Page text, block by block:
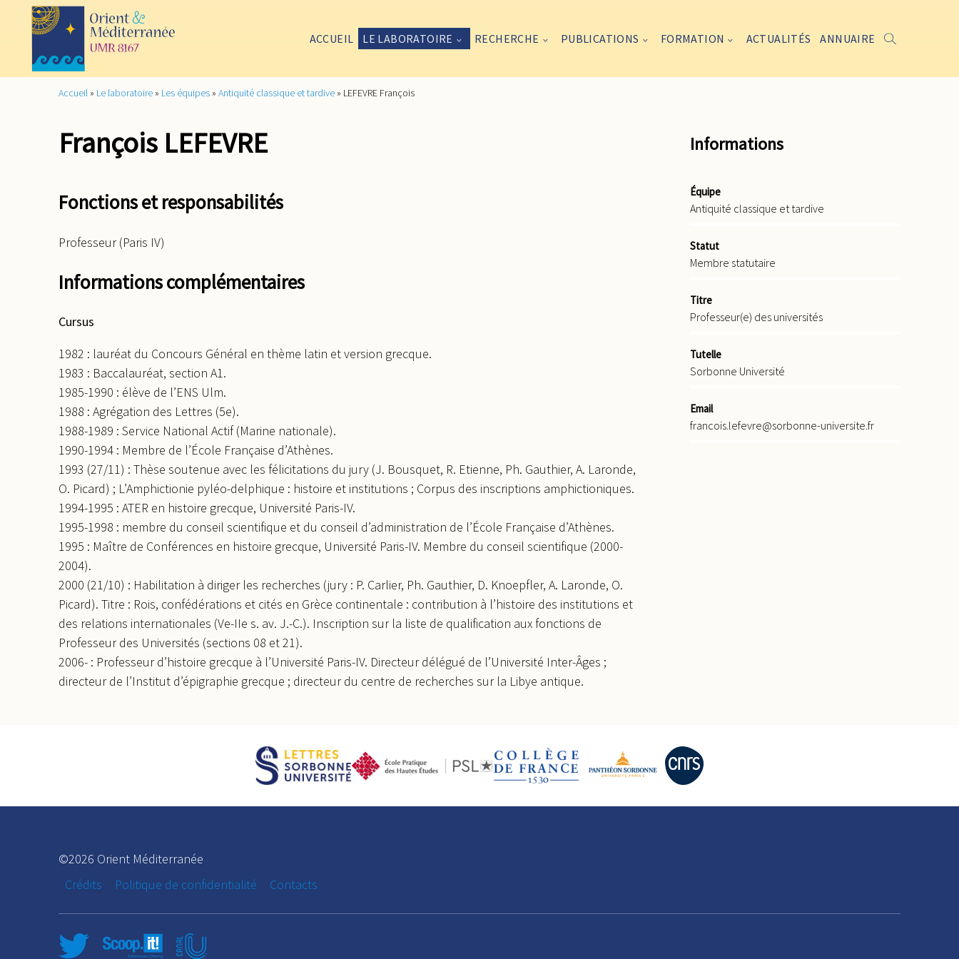
ACCUEIL LE LABORATOIRE RECHERCHE PUBLICATIONS FORMATION ACTUALITÉS ANNUAIRE
Accueil » Le laboratoire » Les équipes » Antiquité classique et tardive » LEFEVRE François
François LEFEVRE
Fonctions et responsabilités
Professeur (Paris IV)
Informations complémentaires
Cursus
1982 : lauréat du Concours Général en thème latin et version grecque.
1983 : Baccalauréat, section A1.
1985-1990 : élève de l’ENS Ulm.
1988 : Agrégation des Lettres (5e).
1988-1989 : Service National Actif (Marine nationale).
1990-1994 : Membre de l’École Française d’Athènes.
1993 (27/11) : Thèse soutenue avec les félicitations du jury (J. Bousquet, R. Etienne, Ph. Gauthier, A. Laronde,
O. Picard) ; L’Amphictionie pyléo-delphique : histoire et institutions ; Corpus des inscriptions amphictioniques.
1994-1995 : ATER en histoire grecque, Université Paris-IV.
1995-1998 : membre du conseil scientifique et du conseil d’administration de l’École Française d’Athènes.
1995 : Maître de Conférences en histoire grecque, Université Paris-IV. Membre du conseil scientifique (2000-
2004).
2000 (21/10) : Habilitation à diriger les recherches (jury : P. Carlier, Ph. Gauthier, D. Knoepfler, A. Laronde, O.
Picard). Titre : Rois, confédérations et cités en Grèce continentale : contribution à l’histoire des institutions et
des relations internationales (Ve-IIe s. av. J.-C.). Inscription sur la liste de qualification aux fonctions de
Professeur des Universités (sections 08 et 21).
2006- : Professeur d’histoire grecque à l’Université Paris-IV. Directeur délégué de l’Université Inter-Âges ;
directeur de l’Institut d’épigraphie grecque ; directeur du centre de recherches sur la Libye antique.
Informations
Équipe
Antiquité classique et tardive
Statut
Membre statutaire
Titre
Professeur(e) des universités
Tutelle
Sorbonne Université
Email
francois.lefevre@sorbonne-universite.fr
©2026 Orient Méditerranée
Crédits
Politique de confidentialité Contacts